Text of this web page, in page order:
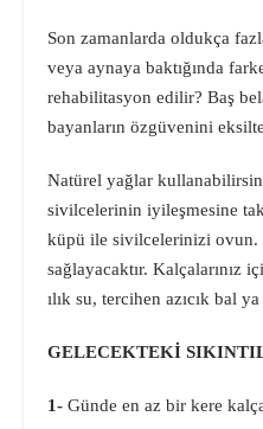
Son zamanlarda oldukça
veya aynaya baktığında
rehabilitasyon edilir? Baş
bayanların özgüvenini
Natürel yağlar
sivilcelerinin iyileşmesine
küpü ile sivilcelerinizi ovun.
sağlayacaktır. Kalçalarınız
ılık su, tercihen azıcık bal
GELECEKTEKİ
1- Günde en az bir kere